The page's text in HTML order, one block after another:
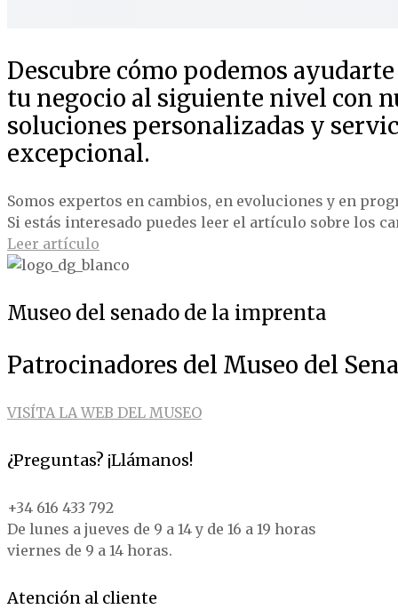
Descubre cómo podemos
tu negocio al siguiente nivel con
soluciones personalizadas y
excepcional.
Somos expertos en cambios, en evoluciones y en
Si estás interesado puedes leer el artículo sobre los
Leer artículo
Museo del senado de la imprenta
Patrocinadores del Museo del
VISÍTA LA WEB DEL MUSEO
¿Preguntas? ¡Llámanos!
+34 616 433 792
De lunes a jueves de 9 a 14 y de 16 a 19 horas
viernes de 9 a 14 horas.
Atención al cliente